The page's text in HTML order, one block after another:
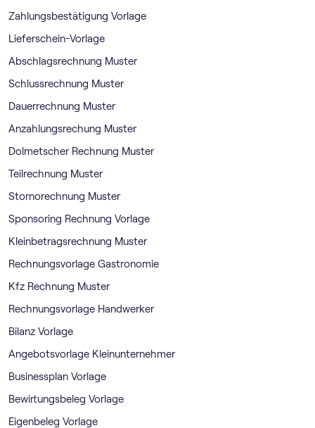
Zahlungsbestätigung Vorlage
Lieferschein-Vorlage
Abschlagsrechnung Muster
Schlussrechnung Muster
Dauerrechnung Muster
Anzahlungsrechung Muster
Dolmetscher Rechnung Muster
Teilrechnung Muster
Stornorechnung Muster
Sponsoring Rechnung Vorlage
Kleinbetragsrechnung Muster
Rechnungsvorlage Gastronomie
Kfz Rechnung Muster
Rechnungsvorlage Handwerker
Bilanz Vorlage
Angebotsvorlage Kleinunternehmer
Businessplan Vorlage
Bewirtungsbeleg Vorlage
Eigenbeleg Vorlage